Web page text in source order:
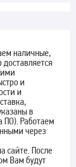
наличные,
и
и
в
ПО). Работаем
через
сайте. После
Вам будут